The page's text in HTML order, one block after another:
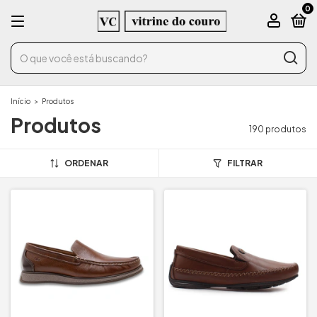
0
Início > Produtos
Produtos 190 produtos
ORDENAR FILTRAR